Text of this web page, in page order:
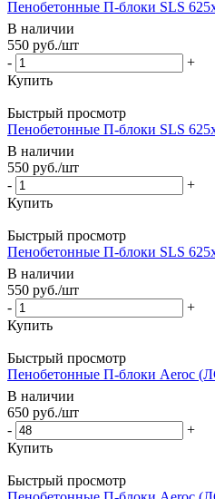
Пенобетонные П-блоки SLS
В наличии
550 руб./шт
-
+
Купить
Быстрый просмотр
Пенобетонные П-блоки SLS
В наличии
550 руб./шт
-
+
Купить
Быстрый просмотр
Пенобетонные П-блоки SLS
В наличии
550 руб./шт
-
+
Купить
Быстрый просмотр
Пенобетонные П-блоки Aeroc
В наличии
650 руб./шт
-
+
Купить
Быстрый просмотр